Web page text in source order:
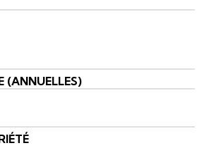
(ANNUELLES)